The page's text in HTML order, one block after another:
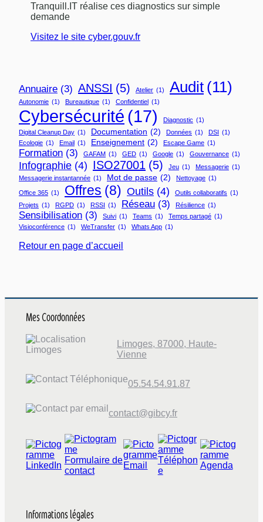
Tranquill.IT réalise ces diagnostics sur simple
demande
Visitez le site cyber.gouv.fr
Annuaire (3) ANSSI (5) Atelier (1) Audit (11)
Autonomie (1) Bureautique (1) Confidentiel (1)
Cybersécurité (17) Diagnostic (1)
Digital Cleanup Day (1) Documentation (2) Données (1) DSI
(1)
Ecologie (1) Email (1) Enseignement (2) Escape Game (1)
Formation (3) GAFAM (1) GED (1) Google (1) Gouvernance (1)
Infographie (4) ISO27001 (5) Jeu (1) Messagerie (1)
Messagerie instantannée (1) Mot de passe (2) Nettoyage (1)
Office 365 (1) Offres (8) Outils (4) Outils collaboratifs (1)
Projets (1) RGPD (1) RSSI (1) Réseau (3) Résilience (1)
Sensibilisation (3) Suivi (1) Teams (1) Temps partagé (1)
Visioconférence (1) WeTransfer (1) Whats App (1)
Retour en page d’accueil
Mes Coordonnées
Limoges, 87000, Haute-
Vienne
05.54.54.91.87
contact@gibcy.fr
Informations légales